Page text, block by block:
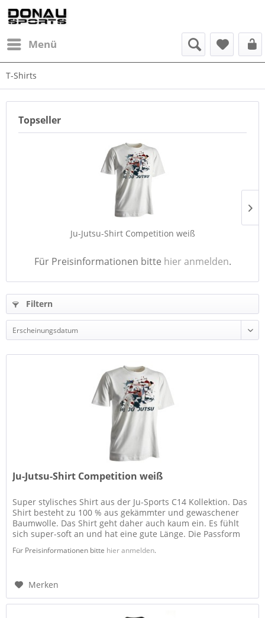
Menü
T-Shirts
Topseller
Ju-Jutsu-Shirt Competition weiß
Für Preisinformationen bitte hier anmelden.
Filtern
Ju-Jutsu-Shirt Competition weiß
Super stylisches Shirt aus der Ju-Sports C14 Kollektion. Das
Shirt besteht zu 100 % aus gekämmter und gewaschener
Baumwolle. Das Shirt geht daher auch kaum ein. Es fühlt
sich super-soft an und hat eine gute Länge. Die Passform
Für Preisinformationen bitte hier anmelden.
Merken